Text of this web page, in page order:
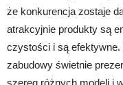
że konkurencja zostaje
atrakcyjnie produkty są
czystości i są efektywne.
zabudowy świetnie
szereg różnych modeli i